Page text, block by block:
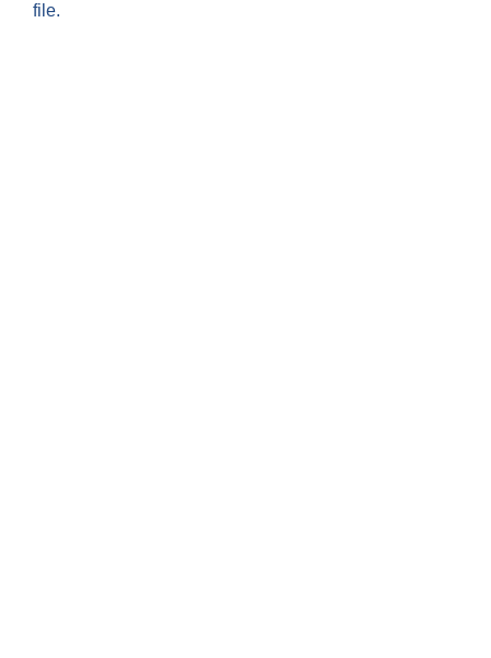
file.